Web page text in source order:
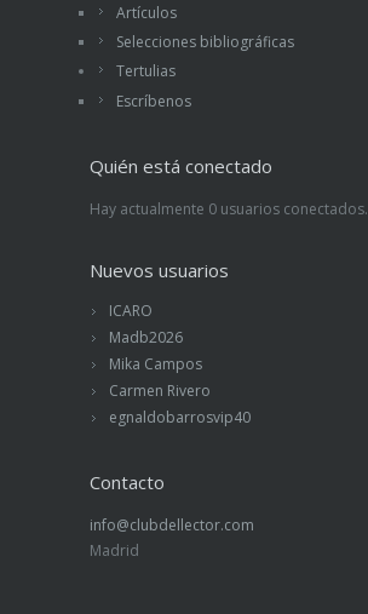
Artículos
Selecciones bibliográficas
Tertulias
Escríbenos
Quién está conectado
Hay actualmente 0 usuarios conectados.
Nuevos usuarios
ICARO
Madb2026
Mika Campos
Carmen Rivero
egnaldobarrosvip40
Contacto
info@clubdellector.com
Madrid